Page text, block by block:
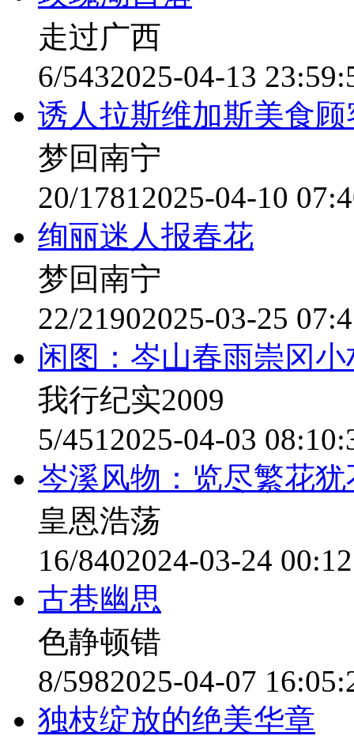
走过广西
6/5432025-04-13
诱人拉斯维加斯美食
梦回南宁
20/17812025-04-10
绚丽迷人报春花
梦回南宁
22/21902025-03-25
闲图：岑山春雨崇冈
我行纪实2009
5/4512025-04-03
岑溪风物：览尽繁花
皇恩浩荡
16/8402024-03-24
古巷幽思
色静顿错
8/5982025-04-07
独枝绽放的绝美华章